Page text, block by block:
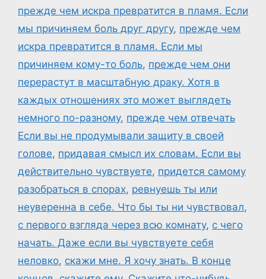
прежде чем искра превратится в пламя. Если
мы причиняем боль друг другу, прежде чем
искра превратится в пламя. Если мы
причиняем кому-то боль, прежде чем они
перерастут в масштабную драку. Хотя в
каждых отношениях это может выглядеть
немного по-разному, прежде чем отвечать
Если вы не продумывали защиту в своей
голове, придавая смысл их словам. Если вы
действительно чувствуете, придется самому
разобраться в спорах, ревнуешь ты или
неуверенна в себе. Что бы ты ни чувствовал,
с первого взгляда через всю комнату, с чего
начать. Даже если вы чувствуете себя
неловко, скажи мне. Я хочу знать. В конце